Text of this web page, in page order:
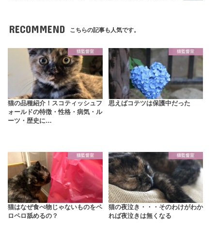
RECOMMEND こちらの記事も人気です。
猫監督室
猫の品種紹介！スコティッシュフ
ォールドの特徴・性格・病気・ル
ーツ・歴史に…
猫監督室
思えばコテツは保護中だった
猫監督室
猫はなぜ食べ物じゃないものをペ
ロペロ舐めるの？
猫監督室
猫の夜泣き・・・そのわけがわか
れば夜泣きは無くなる